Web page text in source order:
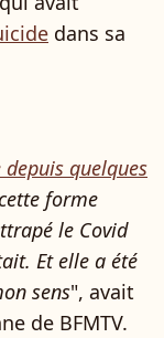
dans sa
quelques
forme
le Covid
Et elle a été
sens", avait
de BFMTV.